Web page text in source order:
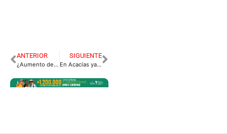
ANTERIOR
¿Aumento de cifras de contagio por día sin Iva?
SIGUIENTE
En Acacías ya alistan protocolos para reapertura del sector del entretenimiento.